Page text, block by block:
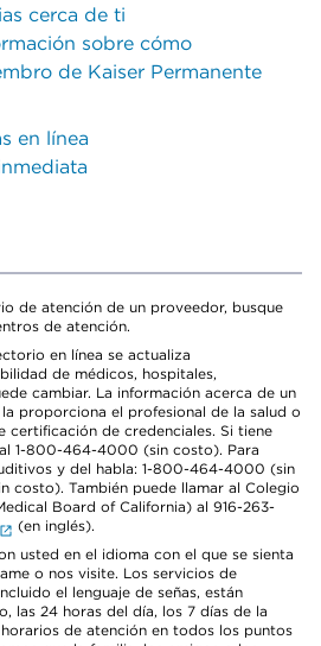
cerca de ti
sobre cómo
de Kaiser Permanente
en línea
de atención de un proveedor, busque
de atención.
en línea se actualiza
de médicos, hospitales,
cambiar. La información acerca de un
proporciona el profesional de la salud o
certificación de credenciales. Si tiene
1-800-464-4000 (sin costo). Para
y del habla: 1-800-464-4000 (sin
costo). También puede llamar al Colegio
Board of California) al 916-263-
(en inglés).
usted en el idioma con el que se sienta
o nos visite. Los servicios de
el lenguaje de señas, están
las 24 horas del día, los 7 días de la
de atención en todos los puntos